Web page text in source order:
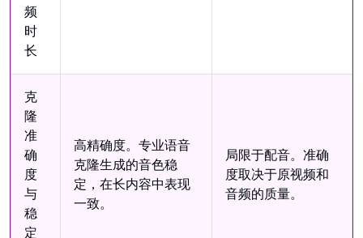
频
时
长
克
隆
准
确
度
与
稳
定
高精确度。专业语音
克隆生成的音色稳
定，在长内容中表现
一致。
局限于配音。准确
度取决于原视频和
音频的质量。